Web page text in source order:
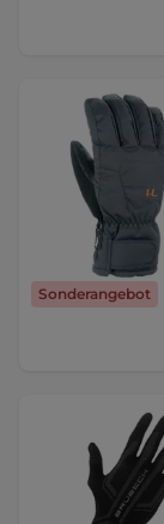
Sonderangebot